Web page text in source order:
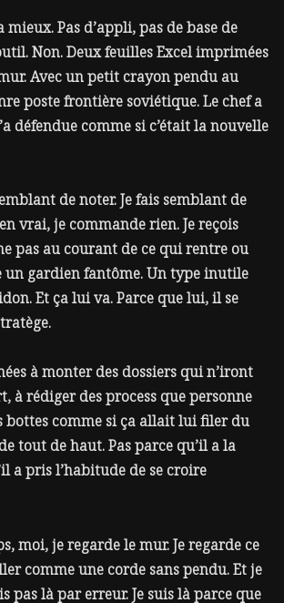
mieux. Pas d’appli, pas de base de
Non. Deux feuilles Excel imprimées
Avec un petit crayon pendu au
poste frontière soviétique. Le chef a
défendue comme si c’était la nouvelle
de noter. Je fais semblant de
vrai, je commande rien. Je reçois
pas au courant de ce qui rentre ou
un gardien fantôme. Un type inutile
Et ça lui va. Parce que lui, il se
à monter des dossiers qui n’iront
à rédiger des process que personne
bottes comme si ça allait lui filer du
tout de haut. Pas parce qu’il a la
a pris l’habitude de se croire
moi, je regarde le mur. Je regarde ce
comme une corde sans pendu. Et je
pas là par erreur. Je suis là parce que